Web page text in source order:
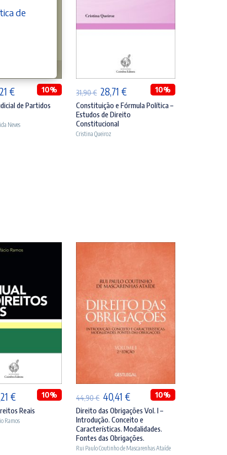
€O
preço
10%
de Partidos
Neves
ADICIONAR
31,90€ O
preço
original
era:
28,71 €O
preço
atual
10%
Constituição e Fórmula Política –
Estudos de Direito
Constitucional
Cristina Queiroz
€O
preço
atual
10%
Reais
Ramos
44,90€ O
preço
original
era:
44,90 €.
40,41 €O
preço
atual
é:
40,41 €.
10%
Direito das Obrigações Vol. I –
Introdução. Conceito e
Características. Modalidades.
Fontes das Obrigações.
Rui Paulo Coutinho de Mascarenhas Ataíde
de